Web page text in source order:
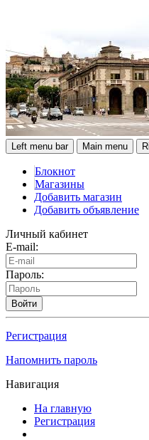
Left menu bar Main menu
Блокнот
Магазины
Добавить магазин
Добавить объявление
Личный кабинет
E-mail:
Пароль:
Войти
Регистрация
Напомнить пароль
Навигация
На главную
Регистрация